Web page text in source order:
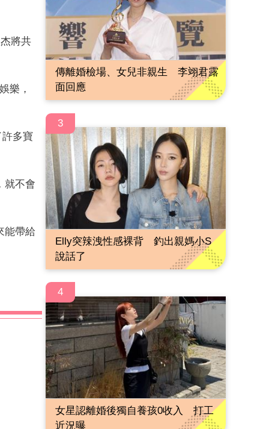
將共
樂，
多寶
就不會
能帶給
傳離婚檢場、女兒非親生 李翊君露
面回應
3
Elly突辣洩性感裸背 釣出親媽小S
說話了
4
女星認離婚後獨自養孩0收入 打工
近況曝